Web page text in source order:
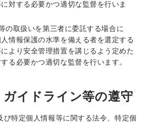
対する必要かつ適切な監督を行いま
の取扱いを第三者に委託する場合に
情報保護の水準を備える者を選定する
より安全管理措置を講じるよう定めた
る必要かつ適切な監督を行います。
ガイドライン等の遵守
び特定個人情報等に関する法令、特定個